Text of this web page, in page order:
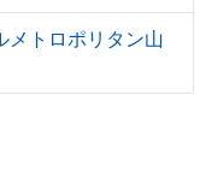
メトロポリタン山